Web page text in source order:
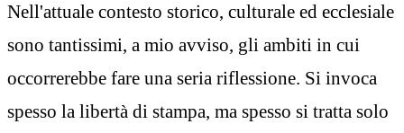
Nell'attuale contesto storico, culturale ed ecclesiale
sono tantissimi, a mio avviso, gli ambiti in cui
occorrerebbe fare una seria riflessione. Si invoca
spesso la libertà di stampa, ma spesso si tratta solo